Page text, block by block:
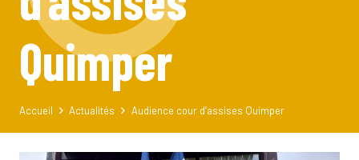
Quimper
Accueil Actualités Audience cour d’assises Quimper